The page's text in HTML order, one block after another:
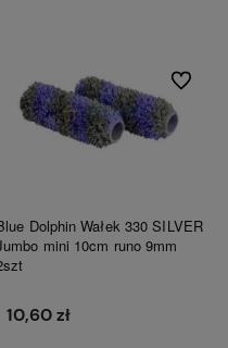
Dolphin Wałek 330 SILVER
mini 10cm runo 9mm
10,60 zł
Do